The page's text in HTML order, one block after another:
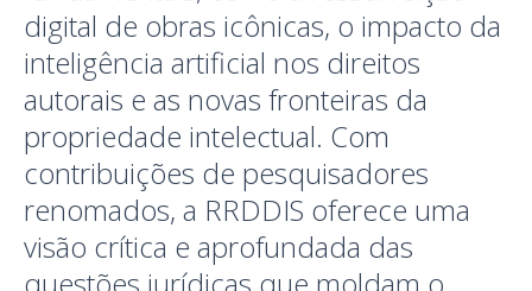
digital de obras icônicas, o impacto da
inteligência artificial nos direitos
autorais e as novas fronteiras da
propriedade intelectual. Com
contribuições de pesquisadores
renomados, a RRDDIS oferece uma
visão crítica e aprofundada das